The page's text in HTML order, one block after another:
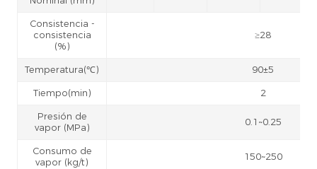
Consistencia -
consistencia
(%)
≥28
Temperatura(℃) 90±5
Tiempo(min) 2
Presión de
vapor (MPa)
0.1~0.25
Consumo de
vapor (kg/t)
150~250